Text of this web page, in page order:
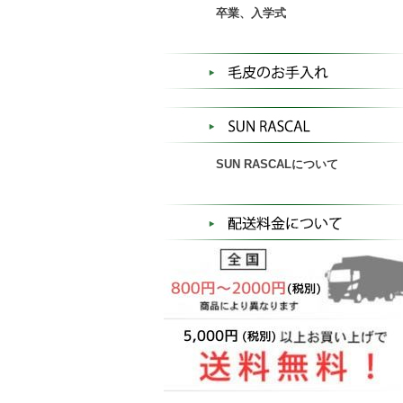
卒業、入学式
SUN RASCALについて